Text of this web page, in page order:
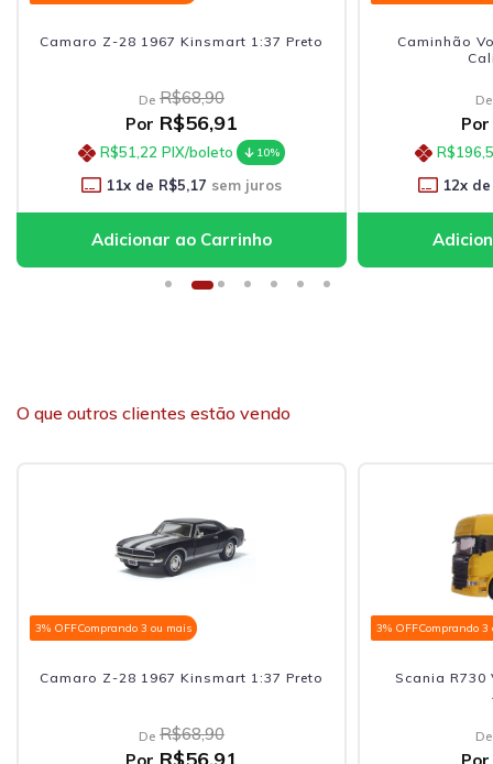
Camaro Z-28 1967 Kinsmart 1:37 Preto
De R$68,90
Por R$56,91
R$51,22 PIX/boleto 10%
11x de R$5,17 sem juros
Caminhão
De
Por
12x de
O que outros clientes estão vendo
3% OFFComprando 3 ou mais
Camaro Z-28 1967 Kinsmart 1:37 Preto
De R$68,90
R$56,91
3% OFFComprando 3
Scania R730
De